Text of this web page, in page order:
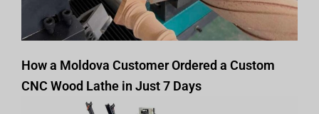
How a Moldova Customer Ordered a Custom
CNC Wood Lathe in Just 7 Days